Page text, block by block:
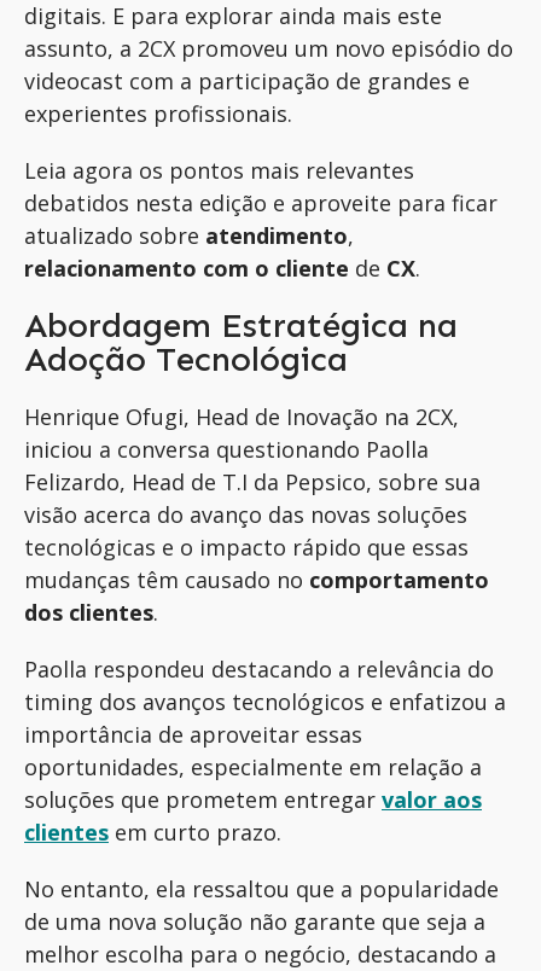
digitais. E para explorar ainda mais este
assunto, a 2CX promoveu um novo episódio do
videocast com a participação de grandes e
experientes profissionais.
Leia agora os pontos mais relevantes
debatidos nesta edição e aproveite para ficar
atualizado sobre atendimento,
relacionamento com o cliente de CX.
Abordagem Estratégica na
Adoção Tecnológica
Henrique Ofugi, Head de Inovação na 2CX,
iniciou a conversa questionando Paolla
Felizardo, Head de T.I da Pepsico, sobre sua
visão acerca do avanço das novas soluções
tecnológicas e o impacto rápido que essas
mudanças têm causado no comportamento
dos clientes.
Paolla respondeu destacando a relevância do
timing dos avanços tecnológicos e enfatizou a
importância de aproveitar essas
oportunidades, especialmente em relação a
soluções que prometem entregar valor aos
clientes em curto prazo.
No entanto, ela ressaltou que a popularidade
de uma nova solução não garante que seja a
melhor escolha para o negócio, destacando a